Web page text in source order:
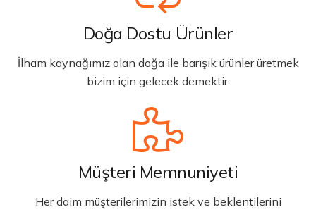
Doğa Dostu Ürünler
İlham kaynağımız olan doğa ile barışık ürünler üretmek
bizim için gelecek demektir.
Müşteri Memnuniyeti
Her daim müşterilerimizin istek ve beklentilerini